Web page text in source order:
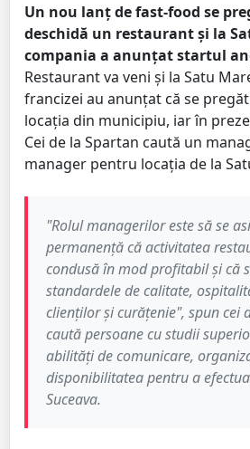
Un nou lanț de fast-food se
deschidă un restaurant și la
compania a anunțat startul
Restaurant va veni și la Satu
francizei au anunțat că se
locația din municipiu, iar în
Cei de la Spartan caută un
manager pentru locația de la
"Rolul managerilor este să se
permanenţă că activitatea
condusă în mod profitabil şi că
standardele de calitate,
clienţilor şi curăţenie", spun cei
caută persoane cu studii
abilități de comunicare,
disponibilitatea pentru a
Suceava.